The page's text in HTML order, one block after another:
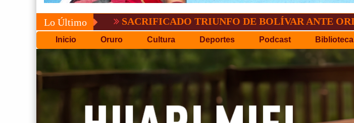
Lo ÚltimoSACRIFICADO TRIUNFO DE BOLÍVAR ANTE ORIENTE
Inicio Oruro Cultura Deportes Podcast Biblioteca